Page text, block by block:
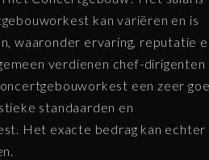
kan variëren en is
waaronder ervaring, reputatie
verdienen chef-dirigenten
een zeer
standaarden en
Het exacte bedrag kan echter